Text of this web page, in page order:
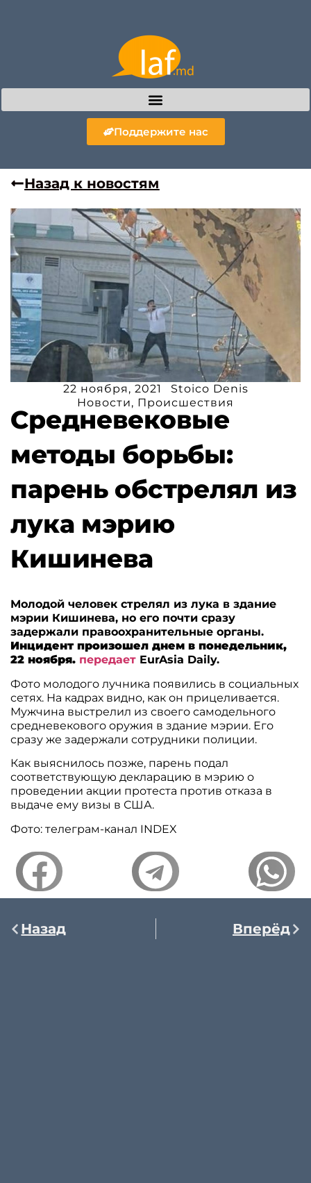
Поддержите нас
Назад к новостям
22 ноября, 2021
Stoico Denis
Новости, Происшествия
Средневековые
методы борьбы:
парень обстрелял из
лука мэрию
Кишинева
Молодой человек стрелял из лука в здание
мэрии Кишинева, но его почти сразу
задержали правоохранительные органы.
Инцидент произошел днем в понедельник,
22 ноября. передает EurAsia Daily.
Фото молодого лучника появились в социальных
сетях. На кадрах видно, как он прицеливается.
Мужчина выстрелил из своего самодельного
средневекового оружия в здание мэрии. Его
сразу же задержали сотрудники полиции.
Как выяснилось позже, парень подал
соответствующую декларацию в мэрию о
проведении акции протеста против отказа в
выдаче ему визы в США.
Фото: телеграм-канал INDEX
Назад Вперёд